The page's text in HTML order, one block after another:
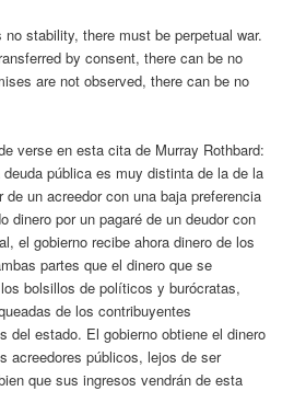
no stability, there must be perpetual war.
by consent, there can be no
are not observed, there can be no
verse en esta cita de Murray Rothbard:
pública es muy distinta de la de la
de un acreedor con una baja preferencia
dinero por un pagaré de un deudor con
el gobierno recibe ahora dinero de los
partes que el dinero que se
bolsillos de políticos y burócratas,
de los contribuyentes
del estado. El gobierno obtiene el dinero
acreedores públicos, lejos de ser
que sus ingresos vendrán de esta